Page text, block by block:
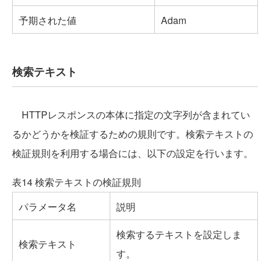
予期された値
Adam
検索テキスト
HTTPレスポンスの本体に指定の文字列が含まれてい
るかどうかを検証するための規則です。検索テキストの
検証規則を利用する場合には、以下の設定を行います。
表14 検索テキストの検証規則
パラメータ名
説明
検索テキスト
検索するテキストを設定しま
す。